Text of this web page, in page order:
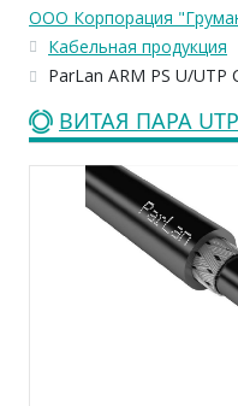
ООО Корпорация
Кабельная продукция
ParLan ARM PS U/UTP
ВИТАЯ ПАРА